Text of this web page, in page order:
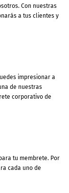
Con nuestras
a tus clientes y
impresionar a
de nuestras
corporativo de
tu membrete. Por
cada uno de